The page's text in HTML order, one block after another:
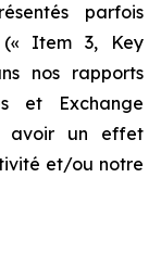
parfois
Item 3, Key
nos rapports
et Exchange
avoir un effet
et/ou notre